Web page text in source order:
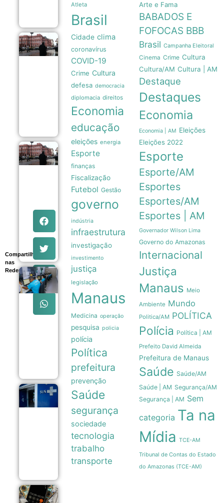
Compartilhe
nas
Redes
violência
Pressão
popular e
memória
nacional
forçam
recuo de
Milei sobre
venda de
terras a
estrangeiros
Pressão
popular
memória
Malvinas
Milei a
sobre
venda
06/08
Sexta-feira
em Manaus
tem 639
vagas de
abertas
com
orientações
aos
candidatos
Estudo
mostra que
Trikafta
derrubou
em 85% as
internações
por fibrose
cística no
SUS
06/08
Atleta
Brasil
Cidade clima
coronavírus
COVID-19
Crime Cultura
defesa democracia
diplomacia direitos
Economia
educação
eleições energia
Esporte
finanças
Fiscalização
Futebol Gestão
governo
indústria
infraestrutura
investigação
investimento
justiça
legislação
Manaus
Medicina operação
pesquisa policia
polícia
Política
prefeitura
prevenção
Saúde
segurança
sociedade
tecnologia
trabalho
transporte
Arte e Fama
BABADOS E
FOFOCAS BBB
Brasil Campanha Eleitoral
Cinema Crime Cultura
Cultura/AM Cultura | AM
Destaque
Destaques
Economia
Economia | AM
Eleições
Eleições 2022
Esporte
Esporte/AM
Esportes
Esportes/AM
Esportes | AM
Governador Wilson Lima
Governo do Amazonas
Internacional
Justiça
Manaus Meio
Ambiente Mundo
Politica/AM POLÍTICA
Polícia Política | AM
Prefeito David Almeida
Prefeitura de Manaus
Saúde Saúde/AM
Saúde | AM Segurança/AM
Segurança | AM Sem
categoria Ta na
Mídia TCE-AM
Tribunal de Contas do Estado
do Amazonas (TCE-AM)